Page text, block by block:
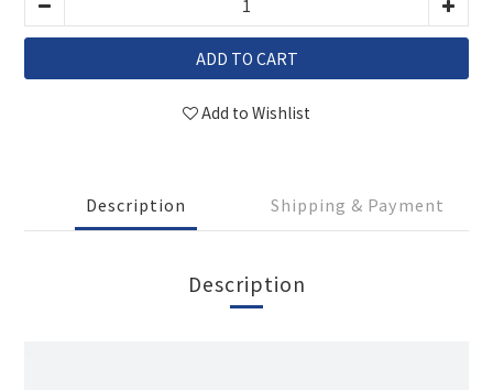
ADD TO CART
Add to Wishlist
Description Shipping & Payment
Description